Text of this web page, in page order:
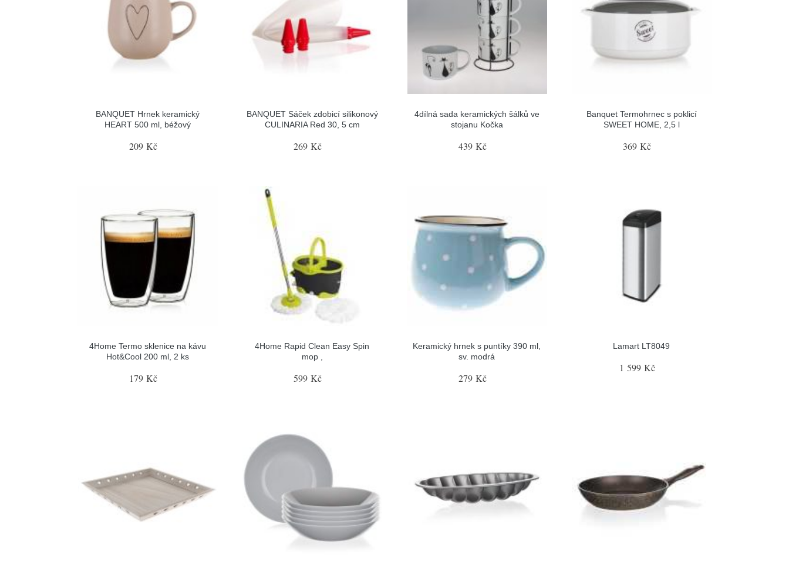
BANQUET Hrnek keramický
HEART 500 ml, béžový
209 Kč
BANQUET Sáček zdobicí silikonový
CULINARIA Red 30, 5 cm
269 Kč
4dílná sada keramických šálků ve
stojanu Kočka
439 Kč
Banquet Termohrnec s poklicí
SWEET HOME, 2,5 l
369 Kč
4Home Termo sklenice na kávu
Hot&Cool 200 ml, 2 ks
179 Kč
4Home Rapid Clean Easy Spin
mop ,
599 Kč
Keramický hrnek s puntíky 390 ml,
sv. modrá
279 Kč
Lamart LT8049
1 599 Kč